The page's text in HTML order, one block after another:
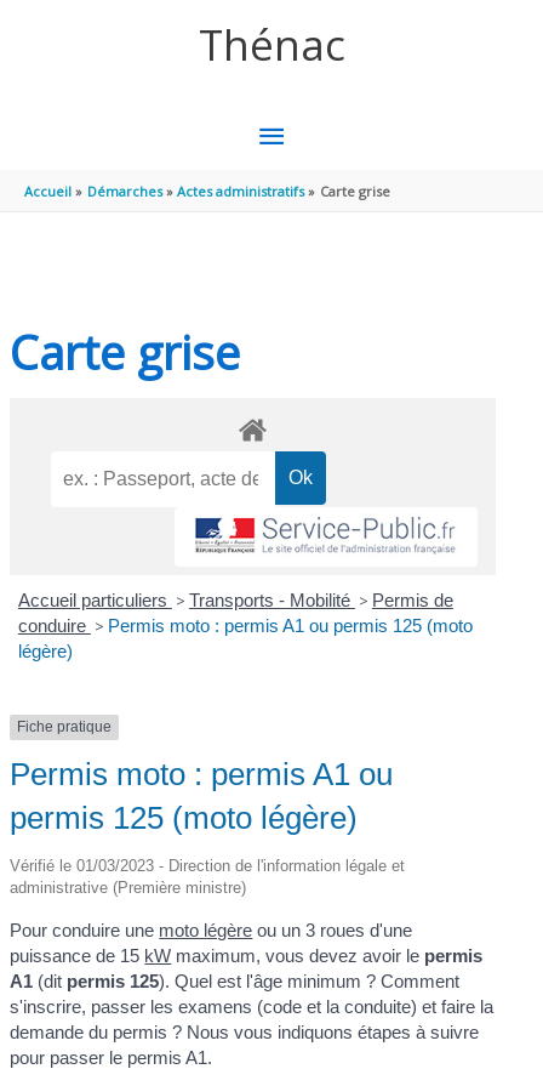
Thénac
MENU
PRINCIPAL
Accueil Démarches Actes administratifs Carte grise
Carte grise
Accueil particuliers > Transports - Mobilité > Permis de
conduire > Permis moto : permis A1 ou permis 125 (moto
légère)
Fiche pratique
Permis moto : permis A1 ou
permis 125 (moto légère)
Vérifié le 01/03/2023 - Direction de l'information légale et
administrative (Première ministre)
Pour conduire une moto légère ou un 3 roues d'une
puissance de 15 kW maximum, vous devez avoir le permis
A1 (dit permis 125). Quel est l'âge minimum ? Comment
s'inscrire, passer les examens (code et la conduite) et faire la
demande du permis ? Nous vous indiquons étapes à suivre
pour passer le permis A1.